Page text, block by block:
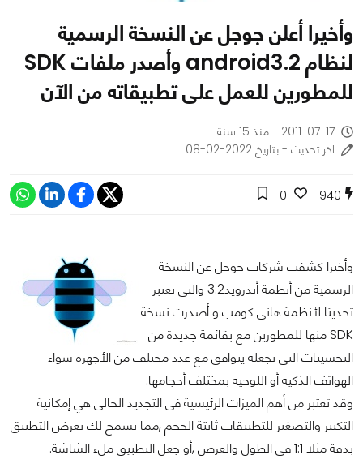
وأخيرا أعلن جوجل عن النسخة الرسمية
لنظام android3.2 وأصدر ملفات SDK
للمطورين للعمل على تطبيقاته من الآن
2011-07-17 - منذ 15 سنة
اخر تحديث - بتاريخ 2022-02-08
940
0
وأخيرا كشفت شركات جوجل عن النسخة
الرسمية من أنظمة أندرويد3.2 والتى تعتبر
تحديثا لأنظمة هانى كومب و أصدرت نسخة
SDK منها للمطورين مع بقائمة جديدة من
التحسينات التى تجعله يتوافق مع عدد مختلف من الأجهزة سواء
الهواتف الذكية أو اللوحية بمختلف أحجامها.
وقد تعتبر من أهم الميزات الرئيسية فى التجديد الحالى هي إمكانية
التكبير والتصغير للتطبيقات ثابتة الحجم ,مما يسمح لك بعرض التطبيق
بدقة مثلا 1:1 فى الطول والعرض ,أو جعل التطبيق ملء الشاشة.